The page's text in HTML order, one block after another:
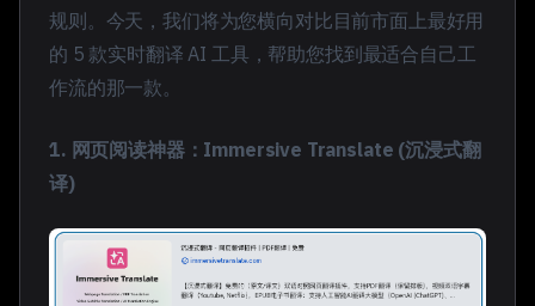
规则。今天，我们将为您横向对比目前市面上最好用
的 5 款实时翻译 AI 工具，帮助您找到最适合自己工
作流的那一款。
1. 网页阅读神器：Immersive Translate (沉浸式翻
译)